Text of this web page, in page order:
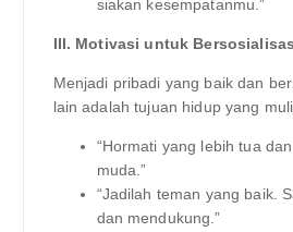
siakan kesempatanmu.”
III. Motivasi untuk
Menjadi pribadi yang baik dan
lain adalah tujuan hidup yang
“Hormati yang lebih tua
muda.”
“Jadilah teman yang baik.
dan mendukung.”